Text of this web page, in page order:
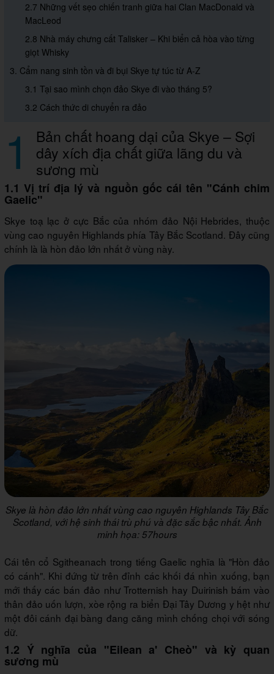
2.7 Những vết sẹo chiến tranh giữa hai Clan MacDonald và
MacLeod
2.8 Nhà máy chưng cất Talisker – Khi biển cả hòa vào từng
giọt Whisky
3. Cẩm nang sinh tồn và đi bụi Skye tự túc từ A-Z
3.1 Tại sao mình chọn đảo Skye đi vào tháng 5?
3.2 Cách thức di chuyển ra đảo
1 Bản chất hoang dại của Skye – Sợi
dây xích địa chất giữa lãng du và
sương mù
1.1 Vị trí địa lý và nguồn gốc cái tên "Cánh chim
Gaelic"
Skye toạ lạc ở cực Bắc của nhóm đảo Nội Hebrides, thuộc
vùng cao nguyên Highlands phía Tây Bắc Scotland. Đây cũng
chính là là hòn đảo lớn nhất ở vùng này.
Skye là hòn đảo lớn nhất vùng cao nguyên Highlands Tây Bắc
Scotland, với hệ sinh thái trù phú và đặc sắc bậc nhất. Ảnh
minh họa: 57hours
Cái tên cổ Sgitheanach trong tiếng Gaelic nghĩa là "Hòn đảo
có cánh". Khi đứng từ trên đỉnh các khối đá nhìn xuống, bạn
mới thấy các bán đảo như Trotternish hay Duirinish bám vào
thân đảo uốn lượn, xòe rộng ra biển Đại Tây Dương y hệt như
một đôi cánh đại bàng đang căng mình chống chọi với sóng
dữ.
1.2 Ý nghĩa của "Eilean a' Cheò" và kỳ quan
sương mù